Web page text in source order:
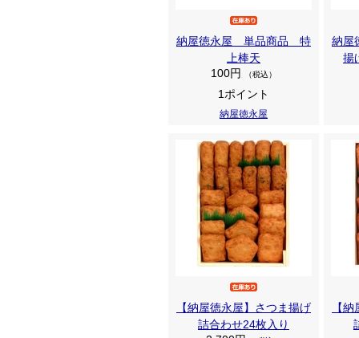
納屋徳永屋 単品商品 特
上棒天
100円
（税込）
1ポイント
納屋徳永屋
納屋
揚
【納屋徳永屋】さつま揚げ
詰合わせ24枚入り
【